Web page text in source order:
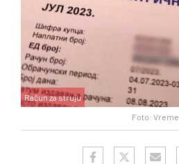
Foto: Vreme
Račun za struju